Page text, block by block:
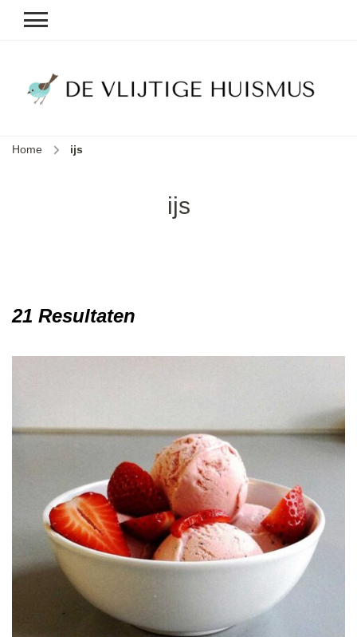
Home ijs
ijs
21 Resultaten